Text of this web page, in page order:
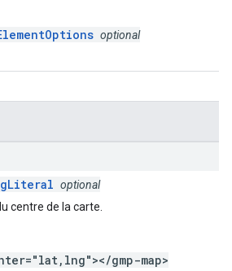
optional
optional
centre de la carte.
gmp-map>